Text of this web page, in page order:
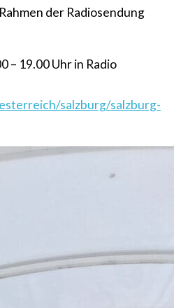
der Radiosendung
– 19.00 Uhr in Radio
salzburg/salzburg-